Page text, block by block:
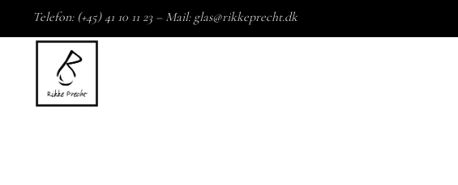
Telefon: (+45) 41 10 11 23 – Mail: glas@rikkeprecht.dk